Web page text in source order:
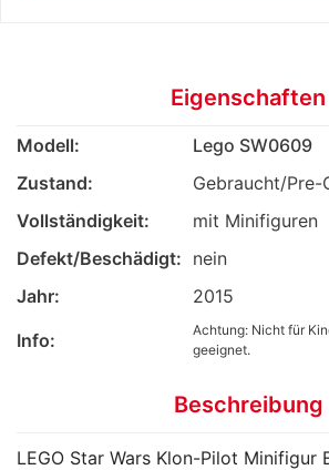
Eigenschaften
Modell:
Lego SW0609
Zustand:
Gebraucht/Pre-
Vollständigkeit:
mit Minifiguren
Defekt/Beschädigt: nein
Jahr:
2015
Info:
Achtung: Nicht für
geeignet.
Beschreibung
LEGO Star Wars Klon-Pilot Minifigur